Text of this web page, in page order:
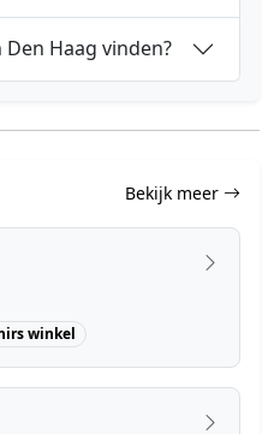
Haag vinden?
Bekijk meer
winkel